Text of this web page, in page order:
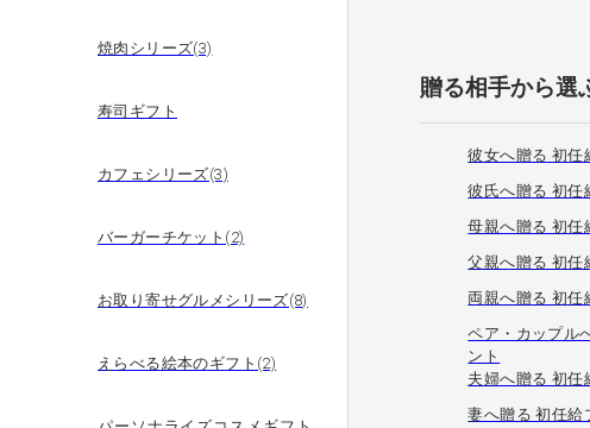
焼肉シリーズ(3)
寿司ギフト
カフェシリーズ(3)
バーガーチケット(2)
お取り寄せグルメシリーズ(8)
えらべる絵本のギフト(2)
贈る相手から選
彼女へ贈る 初任
彼氏へ贈る 初任
母親へ贈る 初任
父親へ贈る 初任
両親へ贈る 初任
ペア・カップル
ント
夫婦へ贈る 初任
妻へ贈る 初任給